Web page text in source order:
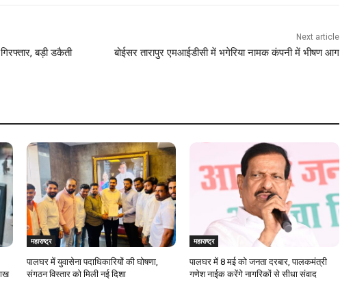
बड़ी डकैती
Next article
बोईसर तारापुर एमआईडीसी में भगेरिया नामक कंपनी में भीषण आग
महाराष्ट्र
पालघर में युवासेना पदाधिकारियों की घोषणा,
संगठन विस्तार को मिली नई दिशा
महाराष्ट्र
पालघर में 8 मई को जनता दरबार, पालकमंत्री
गणेश नाईक करेंगे नागरिकों से सीधा संवाद